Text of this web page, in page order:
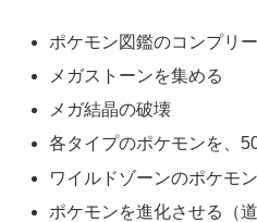
ポケモン図鑑のコンプリ
メガストーンを集める
メガ結晶の破壊
各タイプのポケモンを、
ワイルドゾーンのポケモ
ポケモンを進化させる（